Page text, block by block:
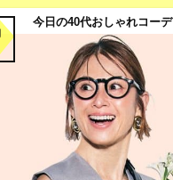
今日の40代おしゃれコーデ